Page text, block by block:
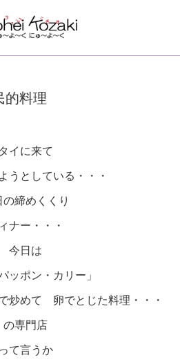
的料理
タイに来て
うとしている・・・
の締めくくり
ナー・・・
今日は
ッポン・カリー」
炒めて 卵でとじた料理・・・
の専門店
って言うか